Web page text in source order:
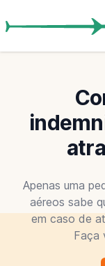
Apenas uma
aéreos sabe
em caso de
Faça